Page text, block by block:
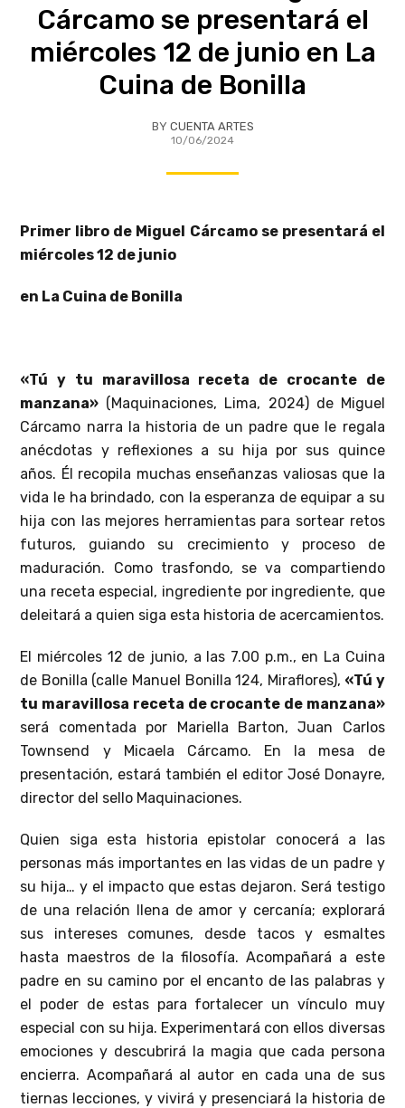
Cárcamo se presentará el
miércoles 12 de junio en La
Cuina de Bonilla
BY CUENTA ARTES
10/06/2024
Primer libro de Miguel Cárcamo se presentará el
miércoles 12 de junio
en La Cuina de Bonilla
«Tú y tu maravillosa receta de crocante de
manzana» (Maquinaciones, Lima, 2024) de Miguel
Cárcamo narra la historia de un padre que le regala
anécdotas y reflexiones a su hija por sus quince
años. Él recopila muchas enseñanzas valiosas que la
vida le ha brindado, con la esperanza de equipar a su
hija con las mejores herramientas para sortear retos
futuros, guiando su crecimiento y proceso de
maduración. Como trasfondo, se va compartiendo
una receta especial, ingrediente por ingrediente, que
deleitará a quien siga esta historia de acercamientos.
El miércoles 12 de junio, a las 7.00 p.m., en La Cuina
de Bonilla (calle Manuel Bonilla 124, Miraflores), «Tú y
tu maravillosa receta de crocante de manzana»
será comentada por Mariella Barton, Juan Carlos
Townsend y Micaela Cárcamo. En la mesa de
presentación, estará también el editor José Donayre,
director del sello Maquinaciones.
Quien siga esta historia epistolar conocerá a las
personas más importantes en las vidas de un padre y
su hija… y el impacto que estas dejaron. Será testigo
de una relación llena de amor y cercanía; explorará
sus intereses comunes, desde tacos y esmaltes
hasta maestros de la filosofía. Acompañará a este
padre en su camino por el encanto de las palabras y
el poder de estas para fortalecer un vínculo muy
especial con su hija. Experimentará con ellos diversas
emociones y descubrirá la magia que cada persona
encierra. Acompañará al autor en cada una de sus
tiernas lecciones, y vivirá y presenciará la historia de